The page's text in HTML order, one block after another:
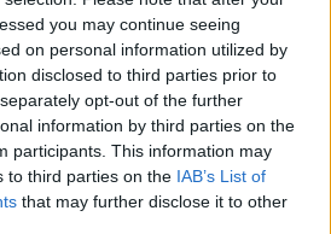
you may continue seeing
on personal information utilized by
disclosed to third parties prior to
opt-out of the further
information by third parties on the
participants. This information may
to third parties on the IAB’s List of
that may further disclose it to other